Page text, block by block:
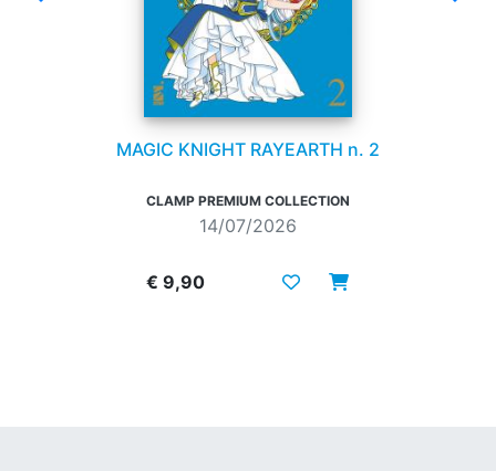
MAGIC KNIGHT RAYEARTH n. 2
CLAMP PREMIUM COLLECTION
14/07/2026
€ 9,90